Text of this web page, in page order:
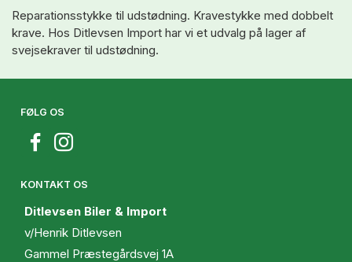
Reparationsstykke til udstødning. Kravestykke med dobbelt
krave. Hos Ditlevsen Import har vi et udvalg på lager af
svejsekraver til udstødning.
FØLG OS
KONTAKT OS
Ditlevsen Biler & Import
v/Henrik Ditlevsen
Gammel Præstegårdsvej 1A